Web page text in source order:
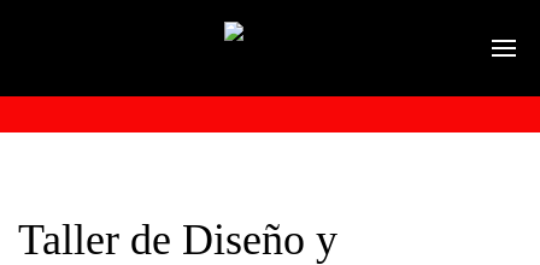
Taller de Diseño y